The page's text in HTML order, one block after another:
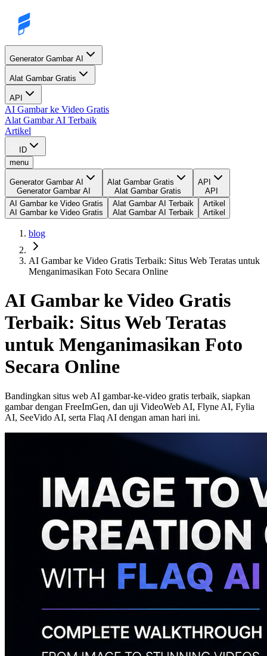
Generator Gambar AI
Alat Gambar Gratis
API
AI Gambar ke Video Gratis
Alat Gambar AI Terbaik
Artikel
ID
menu
Generator Gambar AI
Generator Gambar AI
Alat Gambar Gratis
Alat Gambar Gratis
API
API
AI Gambar ke Video Gratis
AI Gambar ke Video Gratis
Alat Gambar AI Terbaik
Alat Gambar AI Terbaik
Artikel
Artikel
blog
AI Gambar ke Video Gratis Terbaik: Situs Web Teratas untuk
Menganimasikan Foto Secara Online
AI Gambar ke Video Gratis
Terbaik: Situs Web Teratas
untuk Menganimasikan Foto
Secara Online
Bandingkan situs web AI gambar-ke-video gratis terbaik, siapkan
gambar dengan FreeImGen, dan uji VideoWeb AI, Flyne AI, Fylia
AI, SeeVido AI, serta Flaq AI dengan aman hari ini.